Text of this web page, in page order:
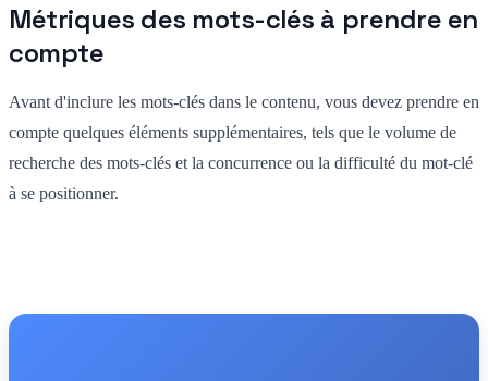
Métriques des mots-clés à prendre en
compte
Avant d'inclure les mots-clés dans le contenu, vous devez prendre en
compte quelques éléments supplémentaires, tels que le volume de
recherche des mots-clés et la concurrence ou la difficulté du mot-clé
à se positionner.